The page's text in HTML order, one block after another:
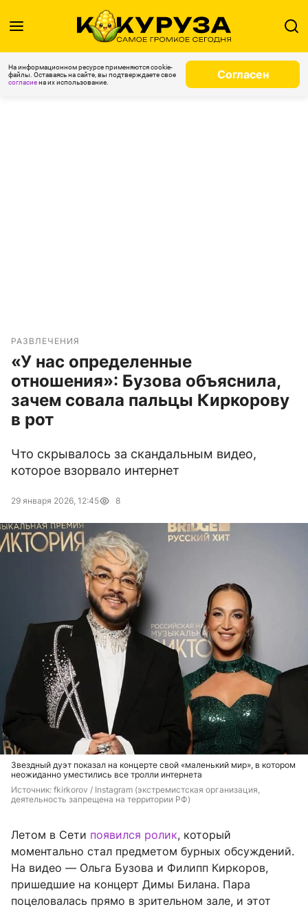
На информационном ресурсе применяются cookie-
файлы. Оставаясь на сайте, вы подтверждаете свое
согласиена их использование.
Согласен
РАЗВЛЕЧЕНИЯ
«У нас определенные
отношения»: Бузова объяснила,
зачем совала пальцы Киркорову
в рот
Что скрывалось за скандальным видео,
которое взорвало интернет
29 января 2026, 12:45 8
Звездный дуэт показал на концерте свой «маленький мир», в котором
неожиданно уместились все тролли интернета
Источник: fkirkorov / Instagram (экстремистская организация,
деятельность запрещена на территории РФ)
Летом в Cети появился ролик, который
моментально стал предметом бурных обсуждений.
На видео — Ольга Бузова и Филипп Киркоров,
пришедшие на концерт Димы Билана. Пара
поцеловалась прямо в зрительном зале, и этот